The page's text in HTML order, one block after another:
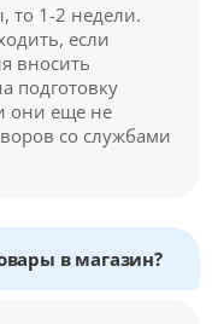
то 1-2 недели.
если
вносить
подготовку
они еще не
со службами
в магазин?